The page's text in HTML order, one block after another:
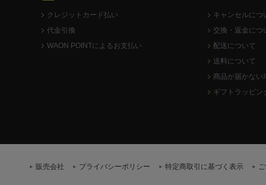
クレジットカード払い
代金引換
WAON POINTによるお支払い
キャンセルにつ
交換・返金につ
配送について
送料について
商品が届かない
ギフトラッピン
販売会社 プライバシーポリシー 特定商取引に基づく表示